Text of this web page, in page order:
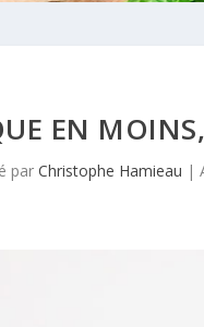
EN
par Christophe Hamieau |